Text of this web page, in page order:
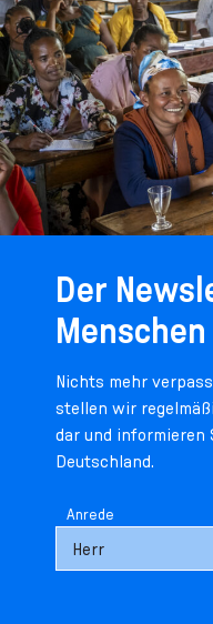
Der
Nichts mehr
stellen wir
dar und informieren
Deutschland.
Anrede